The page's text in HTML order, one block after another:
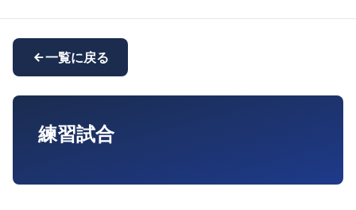
一覧に戻る
練習試合